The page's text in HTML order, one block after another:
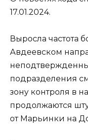
17.01.2024.
Выросла частота
Авдеевском
подразделения
зону контроля в
продолжаются
от Марьинки на